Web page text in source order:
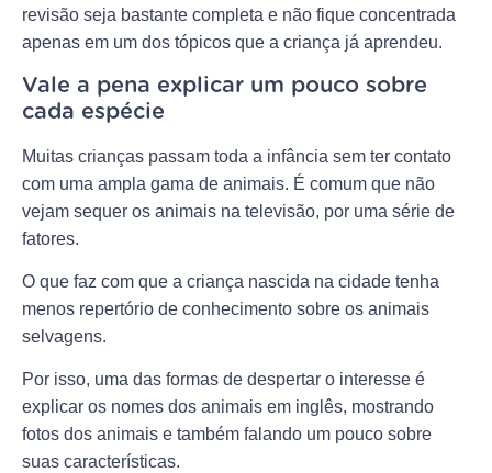
revisão seja bastante completa e não fique concentrada
apenas em um dos tópicos que a criança já aprendeu.
Vale a pena explicar um pouco sobre
cada espécie
Muitas crianças passam toda a infância sem ter contato
com uma ampla gama de animais. É comum que não
vejam sequer os animais na televisão, por uma série de
fatores.
O que faz com que a criança nascida na cidade tenha
menos repertório de conhecimento sobre os animais
selvagens.
Por isso, uma das formas de despertar o interesse é
explicar os nomes dos animais em inglês, mostrando
fotos dos animais e também falando um pouco sobre
suas características.